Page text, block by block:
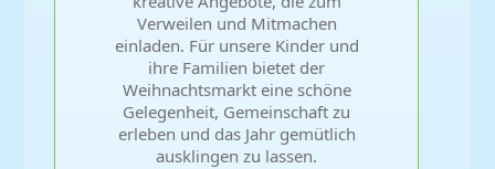
Verweilen und Mitmachen
einladen. Für unsere Kinder und
ihre Familien bietet der
Weihnachtsmarkt eine schöne
Gelegenheit, Gemeinschaft zu
erleben und das Jahr gemütlich
ausklingen zu lassen.